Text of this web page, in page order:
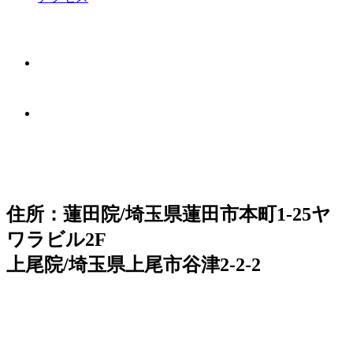
住所：蓮田院/埼玉県蓮田市本町1-25ヤ
ワラビル2F
上尾院/埼玉県上尾市谷津2-2-2